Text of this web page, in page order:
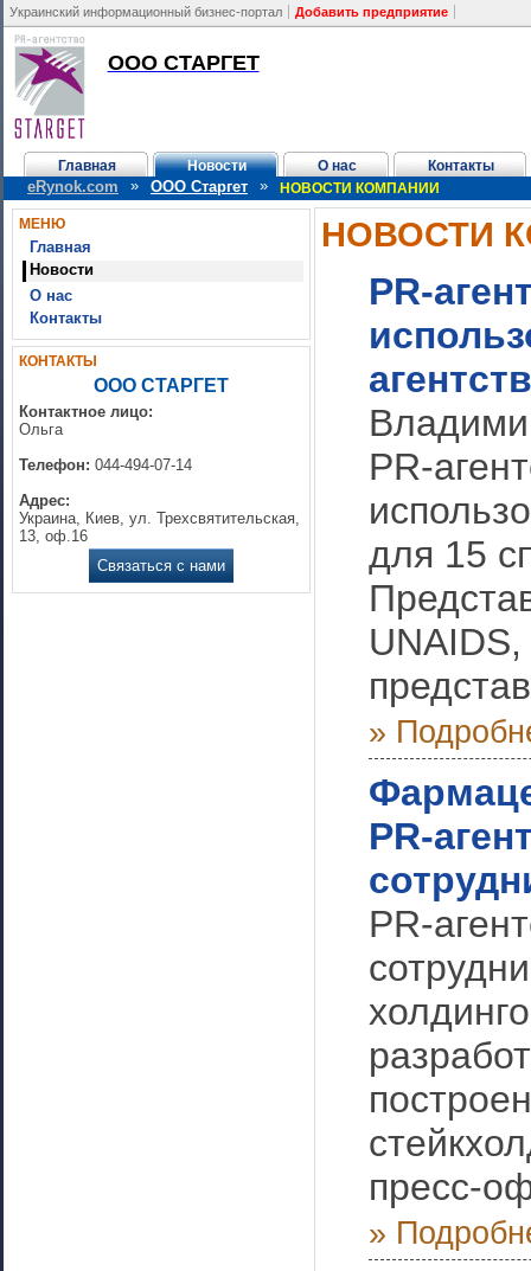
Украинский информационный бизнес-портал Добавить предприятие
ООО СТАРГЕТ
Главная Новости О нас Контакты
eRynok.com » ООО Старгет » НОВОСТИ КОМПАНИИ
МЕНЮ
Главная
Новости
О нас
Контакты
КОНТАКТЫ
ООО СТАРГЕТ
Контактное лицо:
Ольга
Телефон: 044-494-07-14
Адрес:
Украина, Киев, ул. Трехсвятительская,
13, оф.16
Связаться с нами
НОВОСТИ
PR-
PR-
для 15
»
PR-
PR-
пресс-
»